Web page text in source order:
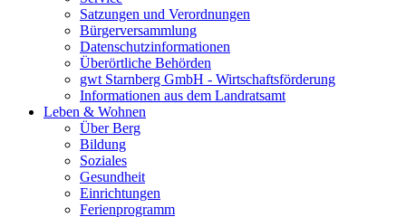
Satzungen und Verordnungen
Bürgerversammlung
Datenschutzinformationen
Überörtliche Behörden
gwt Starnberg GmbH - Wirtschaftsförderung
Informationen aus dem Landratsamt
Leben & Wohnen
Über Berg
Bildung
Soziales
Gesundheit
Einrichtungen
Ferienprogramm